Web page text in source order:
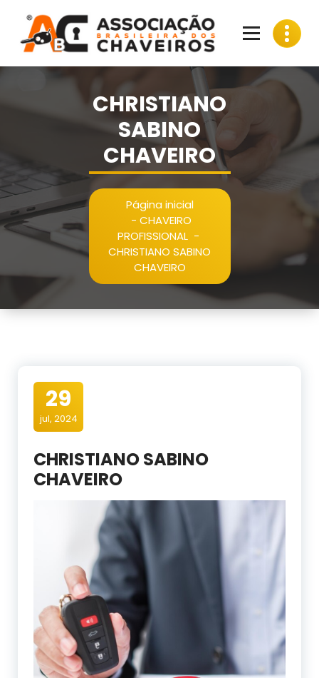
conteúdo
CHRISTIANO
SABINO
CHAVEIRO
Página inicial
- CHAVEIRO
PROFISSIONAL-
CHRISTIANO SABINO
CHAVEIRO
29
jul, 2024
CHRISTIANO SABINO
CHAVEIRO